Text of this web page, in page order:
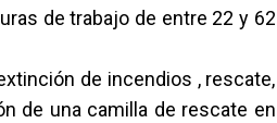
de trabajo de entre 22 y 62
de incendios , rescate,
de una camilla de rescate en